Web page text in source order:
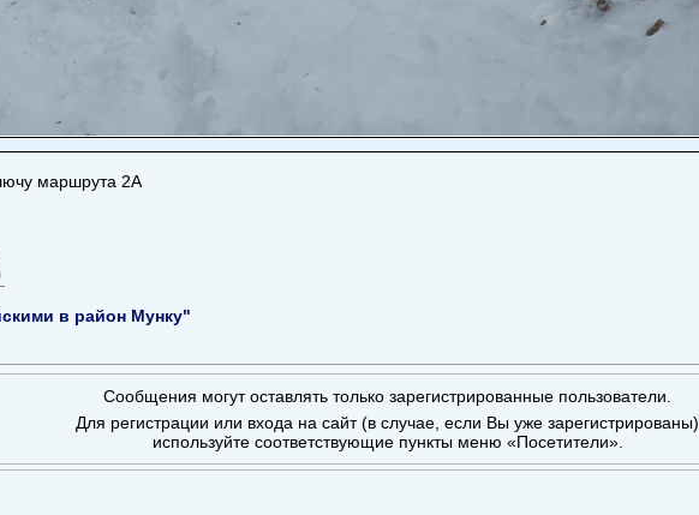
маршрута 2А
в район Мунку"
Сообщения могут оставлять только зарегистрированные пользователи.
Для регистрации или входа на сайт (в случае, если Вы уже зарегистрированы)
используйте соответствующие пункты меню «Посетители».